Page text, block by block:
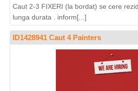
Caut 2-3 FIXERI (la bordat) se cere
lunga durata . inform[...]
ID1428941 Caut 4 Painters